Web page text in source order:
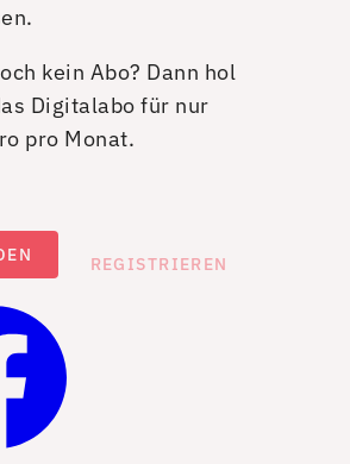
kein Abo? Dann hol
Digitalabo für nur
pro Monat.
REGISTRIEREN